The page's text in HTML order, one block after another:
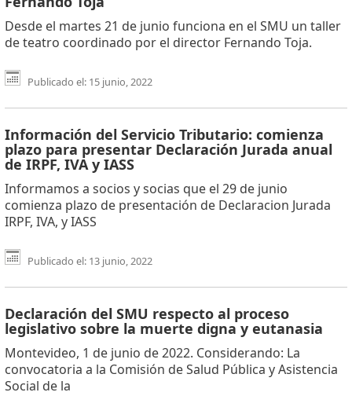
Desde el martes 21 de junio funciona en el SMU un taller
de teatro coordinado por el director Fernando Toja.
Publicado el: 15 junio, 2022
Información del Servicio Tributario: comienza
plazo para presentar Declaración Jurada anual
de IRPF, IVA y IASS
Informamos a socios y socias que el 29 de junio
comienza plazo de presentación de Declaracion Jurada
IRPF, IVA, y IASS
Publicado el: 13 junio, 2022
Declaración del SMU respecto al proceso
legislativo sobre la muerte digna y eutanasia
Montevideo, 1 de junio de 2022. Considerando: La
convocatoria a la Comisión de Salud Pública y Asistencia
Social de la